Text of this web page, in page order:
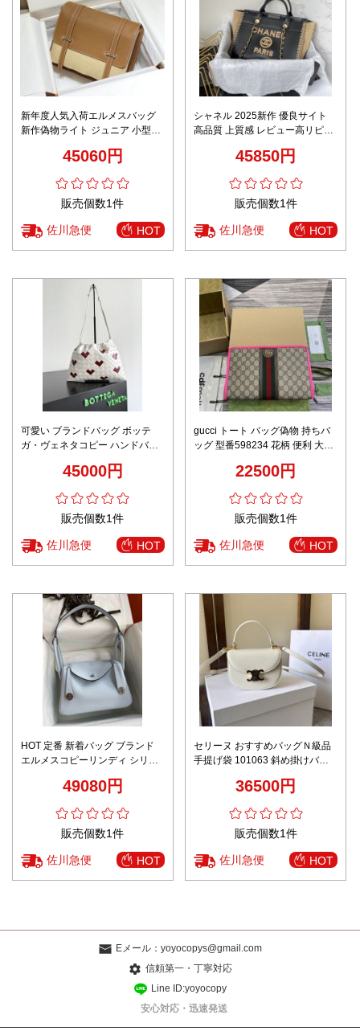
新年度人気入荷エルメスバッグ
新作偽物ライト ジュニア 小型メ
45060円
販売個数1件
佐川急便 HOT
シャネル 2025新作 優良サイト
高品質 上質感 レビュー高リピ率
ロゴ刺繍仕様45850円
販売個数1件
佐川急便 HOT
可愛い ブランドバッグ ボッテ
ガ・ヴェネタコピー ハンドバッ
45000円
販売個数1件
佐川急便 HOT
gucci トート バッグ偽物 持ちバ
ッグ 型番598234 花柄 便利 大容
22500円
販売個数1件
佐川急便 HOT
HOT 定番 新着バッグ ブランド
エルメスコピーリンディ シリー
49080円
販売個数1件
佐川急便 HOT
セリーヌ おすすめバッグＮ級品
手提げ袋 101063 斜め掛けバッ
36500円
販売個数1件
佐川急便 HOT
Eメール： yoyocopys@gmail.com
信頼第一・丁寧対応
Line ID:yoyocopy
安心対応・迅速発送